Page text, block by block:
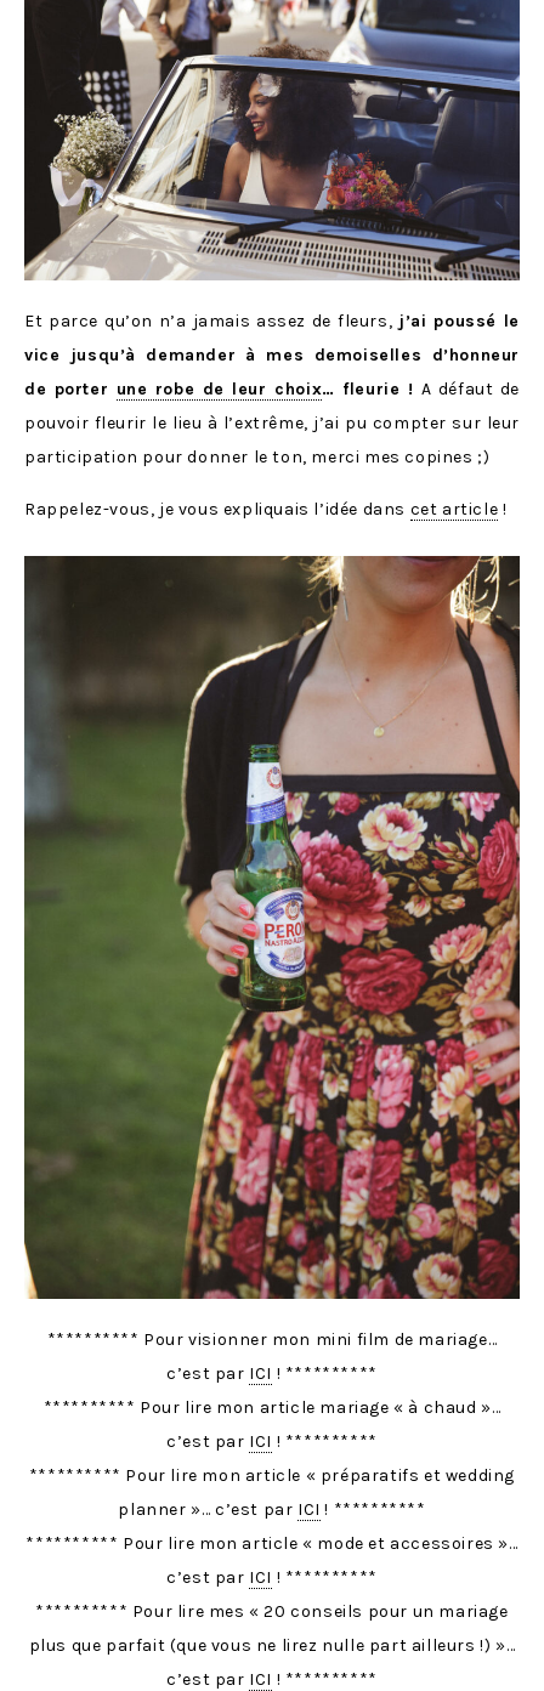
Et parce qu’on n’a jamais assez de fleurs, j’ai poussé le
vice jusqu’à demander à mes demoiselles d’honneur
de porter une robe de leur choix… fleurie ! A défaut de
pouvoir fleurir le lieu à l’extrême, j’ai pu compter sur leur
participation pour donner le ton, merci mes copines ;)
Rappelez-vous, je vous expliquais l’idée dans cet article !
********** Pour visionner mon mini film de mariage…
c’est par ICI ! **********
********** Pour lire mon article mariage « à chaud »…
c’est par ICI ! **********
********** Pour lire mon article « préparatifs et wedding
planner »… c’est par ICI ! **********
********** Pour lire mon article « mode et accessoires »…
c’est par ICI ! **********
********** Pour lire mes « 20 conseils pour un mariage
plus que parfait (que vous ne lirez nulle part ailleurs !) »…
c’est par ICI ! **********